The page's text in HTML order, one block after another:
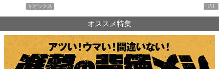
トピックス PR
オススメ特集